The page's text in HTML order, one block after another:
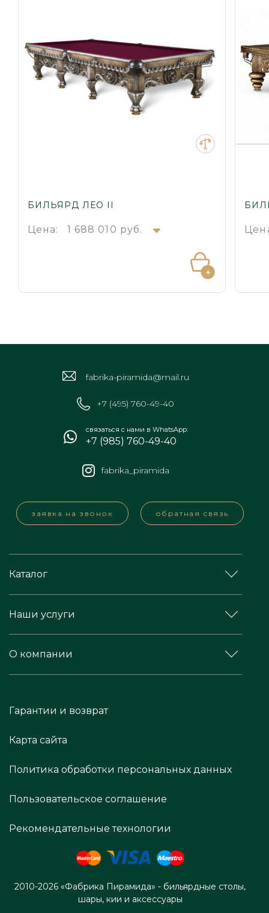
БИЛЬЯРД ЛЕО II
Цена: 1 688 010 руб.
fabrika-piramida@mail.ru
+7 (495) 760-49-40
связаться с нами в WhatsApp:
+7 (985) 760-49-40
fabrika_piramida
заявка на звонок обратная связь
Каталог
Наши услуги
О компании
Гарантии и возврат
Карта сайта
Политика обработки персональных данных
Пользовательское соглашение
Рекомендательные технологии
2010-2026 «Фабрика Пирамида» - бильярдные столы,
шары, кии и аксессуары